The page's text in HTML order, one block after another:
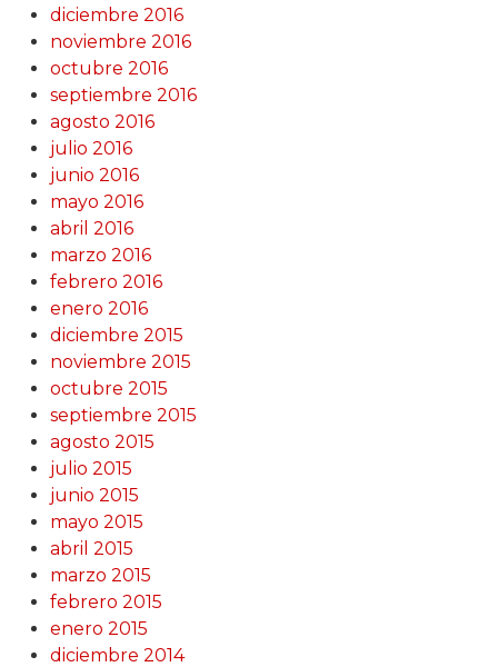
diciembre 2016
noviembre 2016
octubre 2016
septiembre 2016
agosto 2016
julio 2016
junio 2016
mayo 2016
abril 2016
marzo 2016
febrero 2016
enero 2016
diciembre 2015
noviembre 2015
octubre 2015
septiembre 2015
agosto 2015
julio 2015
junio 2015
mayo 2015
abril 2015
marzo 2015
febrero 2015
enero 2015
diciembre 2014